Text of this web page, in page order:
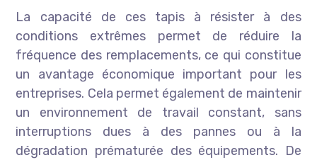
La capacité de ces tapis à résister à des
conditions extrêmes permet de réduire la
fréquence des remplacements, ce qui constitue
un avantage économique important pour les
entreprises. Cela permet également de maintenir
un environnement de travail constant, sans
interruptions dues à des pannes ou à la
dégradation prématurée des équipements. De